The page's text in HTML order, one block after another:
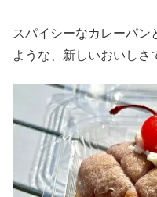
スパイシーなカレーパン
ような、新しいおいしさ